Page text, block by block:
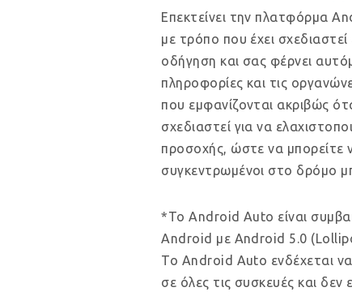
Επεκτείνει την πλατφόρμα
με τρόπο που έχει σχεδιαστεί
οδήγηση και σας φέρνει
πληροφορίες και τις
που εμφανίζονται ακριβώς
σχεδιαστεί για να
προσοχής, ώστε να μπορείτε
συγκεντρωμένοι στο δρόμο
*Το Android Auto είναι
Android με Android 5.0
Το Android Auto ενδέχεται να
σε όλες τις συσκευές και δεν